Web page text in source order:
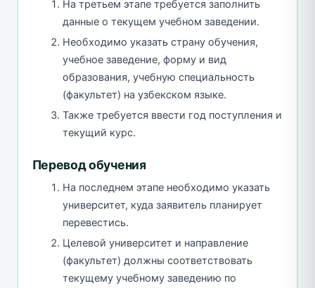
На третьем этапе требуется заполнить
данные о текущем учебном заведении.
Необходимо указать страну обучения,
учебное заведение, форму и вид
образования, учебную специальность
(факультет) на узбекском языке.
Также требуется ввести год поступления и
текущий курс.
Перевод обучения
На последнем этапе необходимо указать
университет, куда заявитель планирует
перевестись.
Целевой университет и направление
(факультет) должны соответствовать
текущему учебному заведению по